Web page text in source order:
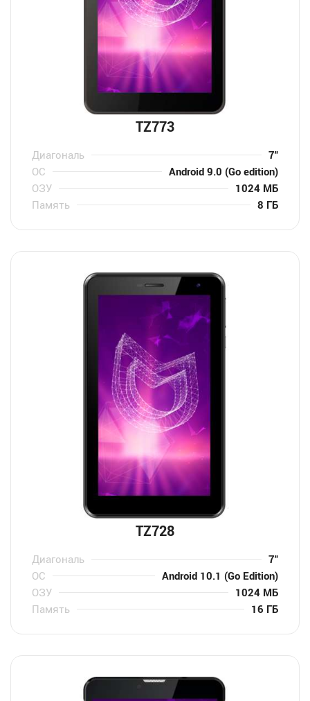
TZ773
Диагональ
7″
ОС
Android 9.0 (Go edition)
ОЗУ
1024 МБ
Память
8 ГБ
TZ728
Диагональ
7″
ОС
Android 10.1 (Go Edition)
ОЗУ
1024 МБ
Память
16 ГБ